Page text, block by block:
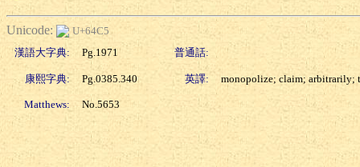
Unicode:
U+64C5
漢語大字典:
Pg.1971 普通話:
康熙字典: Pg.0385.340 英譯: monopolize; claim; arbitrarily;
Matthews: No.5653